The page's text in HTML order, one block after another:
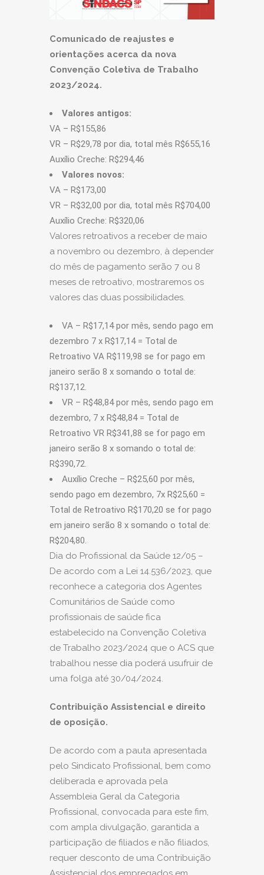
Comunicado de reajustes e
orientações acerca da nova
Convenção Coletiva de Trabalho
2023/2024.
Valores antigos:
VA – R$155,86
VR – R$29,78 por dia, total mês R$655,16
Auxílio Creche: R$294,46
Valores novos:
VA – R$173,00
VR – R$32,00 por dia, total mês R$704,00
Auxílio Creche: R$320,06
Valores retroativos a receber de maio
a novembro ou dezembro, à depender
do mês de pagamento serão 7 ou 8
meses de retroativo, mostraremos os
valores das duas possibilidades.
VA – R$17,14 por mês, sendo pago em
dezembro 7 x R$17,14 = Total de
Retroativo VA R$119,98 se for pago em
janeiro serão 8 x somando o total de:
R$137,12.
VR – R$48,84 por mês, sendo pago em
dezembro, 7 x R$48,84 = Total de
Retroativo VR R$341,88 se for pago em
janeiro serão 8 x somando o total de:
R$390,72.
Auxílio Creche – R$25,60 por mês,
sendo pago em dezembro, 7x R$25,60 =
Total de Retroativo R$170,20 se for pago
em janeiro serão 8 x somando o total de:
R$204,80.
Dia do Profissional da Saúde 12/05 –
De acordo com a Lei 14.536/2023, que
reconhece a categoria dos Agentes
Comunitários de Saúde como
profissionais de saúde fica
estabelecido na Convenção Coletiva
de Trabalho 2023/2024 que o ACS que
trabalhou nesse dia poderá usufruir de
uma folga até 30/04/2024.
Contribuição Assistencial e direito
de oposição.
De acordo com a pauta apresentada
pelo Sindicato Profissional, bem como
deliberada e aprovada pela
Assembleia Geral da Categoria
Profissional, convocada para este fim,
com ampla divulgação, garantida a
participação de filiados e não filiados,
requer desconto de uma Contribuição